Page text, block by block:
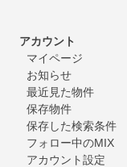
アカウント
マイページ
お知らせ
最近見た物件
保存物件
保存した検索条件
フォロー中のMIX
アカウント設定